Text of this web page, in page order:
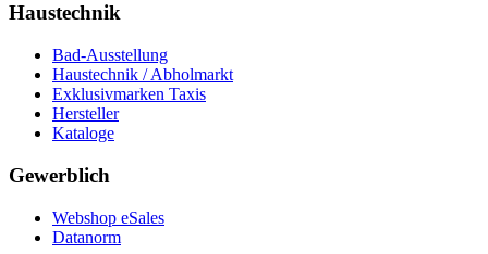
Haustechnik
Bad-Ausstellung
Haustechnik / Abholmarkt
Exklusivmarken Taxis
Hersteller
Kataloge
Gewerblich
Webshop eSales
Datanorm